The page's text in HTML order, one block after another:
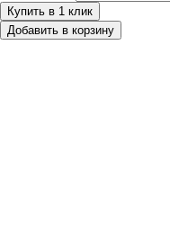
Купить в 1 клик
Добавить в корзину